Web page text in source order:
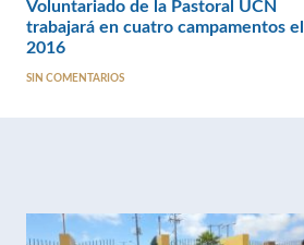
Voluntariado de la Pastoral UCN
trabajará en cuatro campamentos el
2016
SIN COMENTARIOS